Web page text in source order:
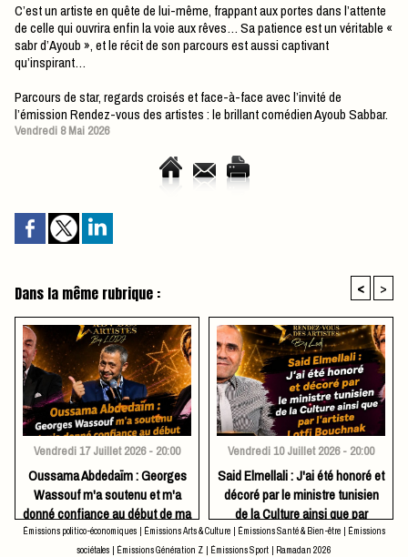
C’est un artiste en quête de lui-même, frappant aux portes dans l’attente
de celle qui ouvrira enfin la voie aux rêves… Sa patience est un véritable «
sabr d’Ayoub », et le récit de son parcours est aussi captivant
qu’inspirant…
Parcours de star, regards croisés et face-à-face avec l’invité de
l’émission Rendez-vous des artistes : le brillant comédien Ayoub Sabbar.
Vendredi 8 Mai 2026
Dans la même rubrique : < >
Vendredi 17 Juillet 2026 - 20:00
Oussama Abdedaïm : Georges
Wassouf m'a soutenu et m'a
donné confiance au début de ma
carrière artistique
Vendredi 10 Juillet 2026 - 20:00
Said Elmellali : J'ai été honoré et
décoré par le ministre tunisien
de la Culture ainsi que par
l'artiste Lotfi Bouchnak
Émissions politico-économiques | Émissions Arts & Culture | Émissions Santé & Bien-être | Émissions
sociétales | Émissions Génération Z | Émissions Sport | Ramadan 2026